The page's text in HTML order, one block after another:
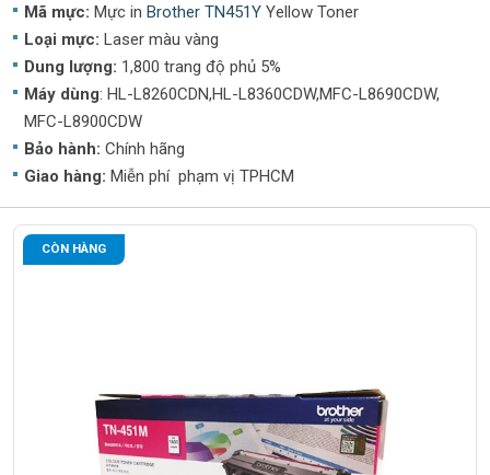
Mã mực: Mực in Brother TN451Y Yellow Toner
Loại mực: Laser màu vàng
Dung lượng: 1,800 trang độ phủ 5%
Máy dùng: HL-L8260CDN,HL-L8360CDW,MFC-L8690CDW,
MFC-L8900CDW
Bảo hành: Chính hãng
Giao hàng: Miễn phí phạm vị TPHCM
CÒN HÀNG